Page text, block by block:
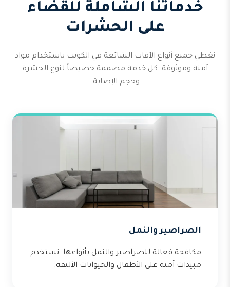
خدماتنا الشاملة للقضاء
على الحشرات
نغطي جميع أنواع الآفات الشائعة في الكويت باستخدام مواد
آمنة وموثوقة. كل خدمة مصممة خصيصاً لنوع الحشرة
وحجم الإصابة.
الصراصير والنمل
مكافحة فعالة للصراصير والنمل بأنواعها. نستخدم
مبيدات آمنة على الأطفال والحيوانات الأليفة.